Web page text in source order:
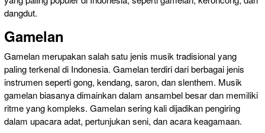
dangdut.
Gamelan
Gamelan merupakan salah satu jenis musik tradisional yang
paling terkenal di Indonesia. Gamelan terdiri dari berbagai jenis
instrumen seperti gong, kendang, saron, dan slenthem. Musik
gamelan biasanya dimainkan dalam ansambel besar dan memiliki
ritme yang kompleks. Gamelan sering kali dijadikan pengiring
dalam upacara adat, pertunjukan seni, dan acara keagamaan.